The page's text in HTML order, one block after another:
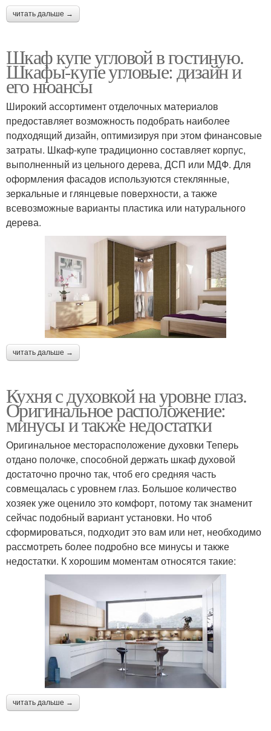
читать дальше →
Шкаф купе угловой в гостиную.
Шкафы-купе угловые: дизайн и
его нюансы
Широкий ассортимент отделочных материалов
предоставляет возможность подобрать наиболее
подходящий дизайн, оптимизируя при этом финансовые
затраты. Шкаф-купе традиционно составляет корпус,
выполненный из цельного дерева, ДСП или МДФ. Для
оформления фасадов используются стеклянные,
зеркальные и глянцевые поверхности, а также
всевозможные варианты пластика или натурального
дерева.
читать дальше →
Кухня с духовкой на уровне глаз.
Оригинальное расположение:
минусы и также недостатки
Оригинальное месторасположение духовки Теперь
отдано полочке, способной держать шкаф духовой
достаточно прочно так, чтоб его средняя часть
совмещалась с уровнем глаз. Большое количество
хозяек уже оценило это комфорт, потому так знаменит
сейчас подобный вариант установки. Но чтоб
сформироваться, подходит это вам или нет, необходимо
рассмотреть более подробно все минусы и также
недостатки. К хорошим моментам относятся такие:
читать дальше →